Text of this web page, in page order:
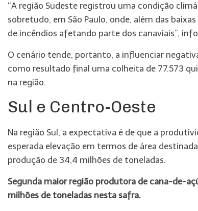
“A região Sudeste registrou uma condição
sobretudo, em São Paulo, onde, além das
de incêndios afetando parte dos canaviais”,
O cenário tende, portanto, a influenciar
como resultado final uma colheita de 77.573
na região.
Sul e Centro-Oeste
Na região Sul, a expectativa é de que a
esperada elevação em termos de área
produção de 34,4 milhões de toneladas.
Segunda maior região produtora de cana-de-
milhões de toneladas nesta safra.